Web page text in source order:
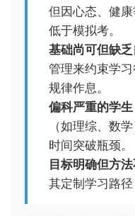
但因心态、健
低于模拟考。
基础尚可但缺
管理来约束学
规律作息。
偏科严重的学生
（如理综、数
时间突破瓶颈。
目标明确但方
其定制学习路径